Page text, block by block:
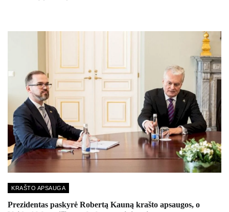
KRAŠTO APSAUGA
Prezidentas paskyrė Robertą Kauną krašto apsaugos, o